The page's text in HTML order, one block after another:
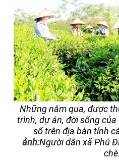
Những năm qua, được
trình, dự án, đời sống
số trên địa bàn tỉnh
ảnh:Người dân xã Phú
chè.